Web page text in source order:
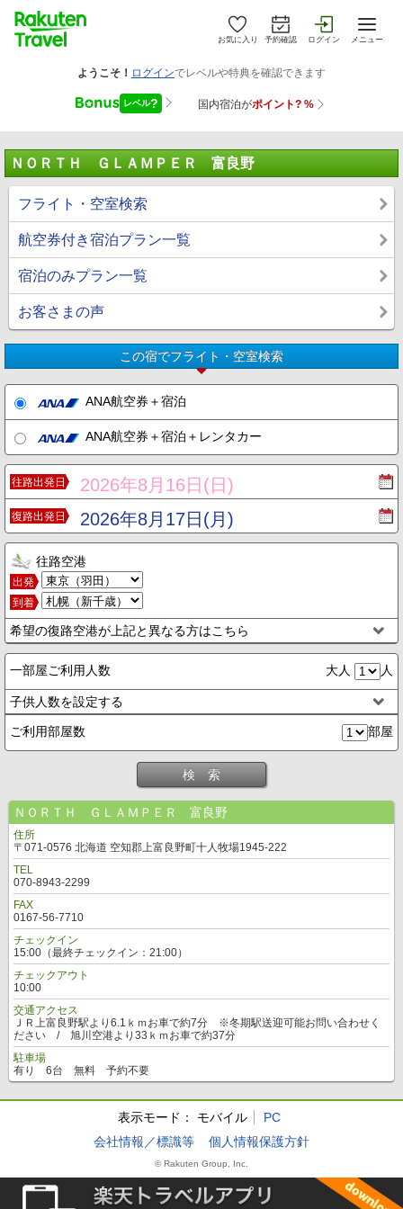
お気に入り 予約確認 ログイン メニュー
ＮＯＲＴＨ ＧＬＡＭＰＥＲ 富良野
フライト・空室検索
航空券付き宿泊プラン一覧
宿泊のみプラン一覧
お客さまの声
この宿でフライト・空室検索
ANA航空券＋宿泊
ANA航空券＋宿泊＋レンタカー
往路出発日 2026年8月16日(日)
復路出発日 2026年8月17日(月)
往路空港
出発
到着
希望の復路空港が上記と異なる方はこちら
一部屋ご利用人数 大人 人
子供人数を設定する
ご利用部屋数 部屋
検 索
ＮＯＲＴＨ ＧＬＡＭＰＥＲ 富良野
住所
〒071-0576 北海道 空知郡上富良野町十人牧場1945-222
TEL
070-8943-2299
FAX
0167-56-7710
チェックイン
15:00（最終チェックイン：21:00）
チェックアウト
10:00
交通アクセス
ＪＲ上富良野駅より6.1ｋｍお車で約7分 ※冬期駅送迎可能お問い合わせく
ださい / 旭川空港より33ｋｍお車で約37分
駐車場
有り 6台 無料 予約不要
表示モード： モバイル
PC
会社情報／標識等
個人情報保護方針
© Rakuten Group, Inc.